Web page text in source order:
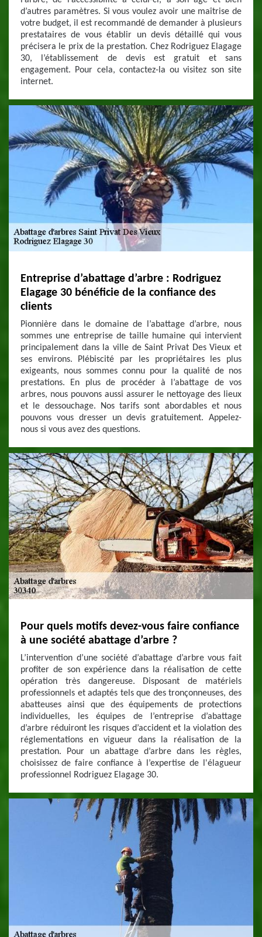
d’autres paramètres. Si vous voulez avoir une maîtrise de
votre budget, il est recommandé de demander à plusieurs
prestataires de vous établir un devis détaillé qui vous
précisera le prix de la prestation. Chez Rodriguez Elagage
30, l’établissement de devis est gratuit et sans
engagement. Pour cela, contactez-la ou visitez son site
internet.
Entreprise d’abattage d’arbre : Rodriguez
Elagage 30 bénéficie de la confiance des
clients
Pionnière dans le domaine de l’abattage d’arbre, nous
sommes une entreprise de taille humaine qui intervient
principalement dans la ville de Saint Privat Des Vieux et
ses environs. Plébiscité par les propriétaires les plus
exigeants, nous sommes connu pour la qualité de nos
prestations. En plus de procéder à l’abattage de vos
arbres, nous pouvons aussi assurer le nettoyage des lieux
et le dessouchage. Nos tarifs sont abordables et nous
pouvons vous dresser un devis gratuitement. Appelez-
nous si vous avez des questions.
Pour quels motifs devez-vous faire confiance
à une société abattage d’arbre ?
L’intervention d’une société d’abattage d’arbre vous fait
profiter de son expérience dans la réalisation de cette
opération très dangereuse. Disposant de matériels
professionnels et adaptés tels que des tronçonneuses, des
abatteuses ainsi que des équipements de protections
individuelles, les équipes de l’entreprise d’abattage
d’arbre réduiront les risques d’accident et la violation des
réglementations en vigueur dans la réalisation de la
prestation. Pour un abattage d’arbre dans les règles,
choisissez de faire confiance à l’expertise de l'élagueur
professionnel Rodriguez Elagage 30.